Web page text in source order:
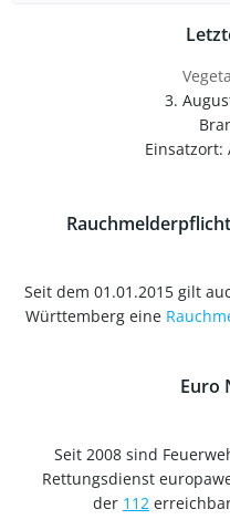
3.
Einsatzort:
Seit dem 01.01.2015 gilt
Württemberg eine
Euro
Seit 2008 sind
Rettungsdienst
der 112